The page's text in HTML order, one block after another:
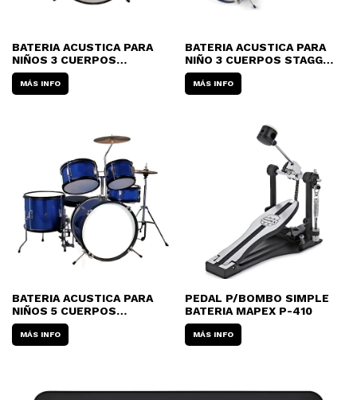
BATERIA ACUSTICA PARA
NIÑOS 3 CUERPOS
MAXTONE/UNISON BOMBO
DE 14" (CON BANQUETA)
MÁS INFO
BATERIA ACUSTICA PARA
NIÑO 3 CUERPOS STAGG
BOMBO DE 12" CON
BANQUETA
MÁS INFO
BATERIA ACUSTICA PARA
NIÑOS 5 CUERPOS
OZZI/C&P/LBP (CON
BANQUETA)
MÁS INFO
PEDAL P/BOMBO SIMPLE
BATERIA MAPEX P-410
MÁS INFO